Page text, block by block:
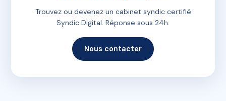
Trouvez ou devenez un cabinet syndic certifié
Syndic Digital. Réponse sous 24h.
Nous contacter